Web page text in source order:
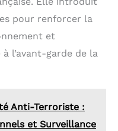
pour renforcer la
et
l’avant-garde de la
Anti-Terroriste :
et Surveillance